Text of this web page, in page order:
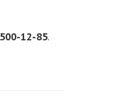
12-85.